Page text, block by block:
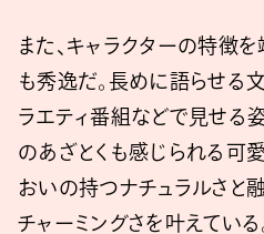
また、キャラクターの特徴
も秀逸だ。長めに語らせる
ラエティ番組などで見せる
のあざとくも感じられる可
おいの持つナチュラルさと
チャーミングさを叶えてい